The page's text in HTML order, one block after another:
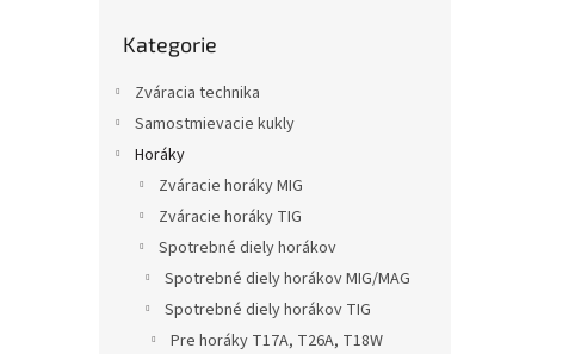
kategorie
Kategorie
Zváracia technika
Samostmievacie kukly
Horáky
Zváracie horáky MIG
Zváracie horáky TIG
Spotrebné diely horákov
Spotrebné diely horákov MIG/MAG
Spotrebné diely horákov TIG
Pre horáky T17A, T26A, T18W